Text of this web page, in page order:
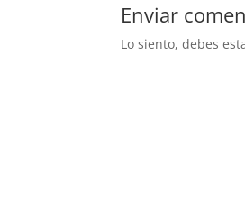
Enviar
Lo siento, debes